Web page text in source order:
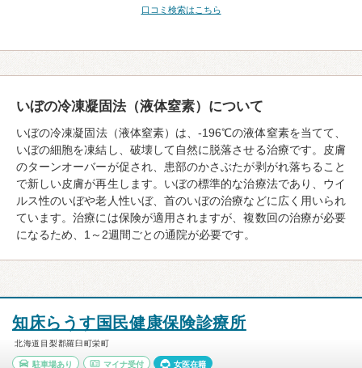
口コミ検索はこちら
いぼの冷凍凝固法（液体窒素）について
いぼの冷凍凝固法（液体窒素）は、-196℃の液体窒素を当てて、
いぼの細胞を凍結し、破壊して自然に脱落させる治療です。皮膚
のターンオーバーが促され、患部のかさぶたが剥がれ落ちること
で新しい皮膚が再生します。いぼの標準的な治療法であり、ウイ
ルス性のいぼや老人性いぼ、首のいぼの治療などに広く用いられ
ています。治療には保険が適用されますが、複数回の治療が必要
になるため、1～2週間ごとの通院が必要です。
知床らうす国民健康保険診療所
北海道目梨郡羅臼町栄町
駐車場あり マイナ受付 女医在籍